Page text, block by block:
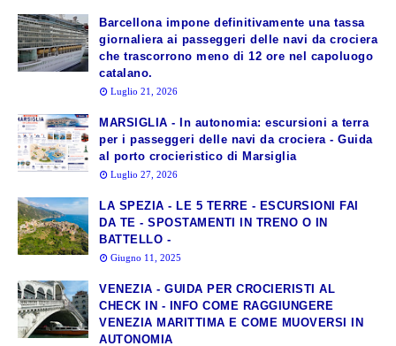
Barcellona impone definitivamente una tassa
giornaliera ai passeggeri delle navi da crociera
che trascorrono meno di 12 ore nel capoluogo
catalano.
Luglio 21, 2026
MARSIGLIA - In autonomia: escursioni a terra
per i passeggeri delle navi da crociera - Guida
al porto crocieristico di Marsiglia
Luglio 27, 2026
LA SPEZIA - LE 5 TERRE - ESCURSIONI FAI
DA TE - SPOSTAMENTI IN TRENO O IN
BATTELLO -
Giugno 11, 2025
VENEZIA - GUIDA PER CROCIERISTI AL
CHECK IN - INFO COME RAGGIUNGERE
VENEZIA MARITTIMA E COME MUOVERSI IN
AUTONOMIA